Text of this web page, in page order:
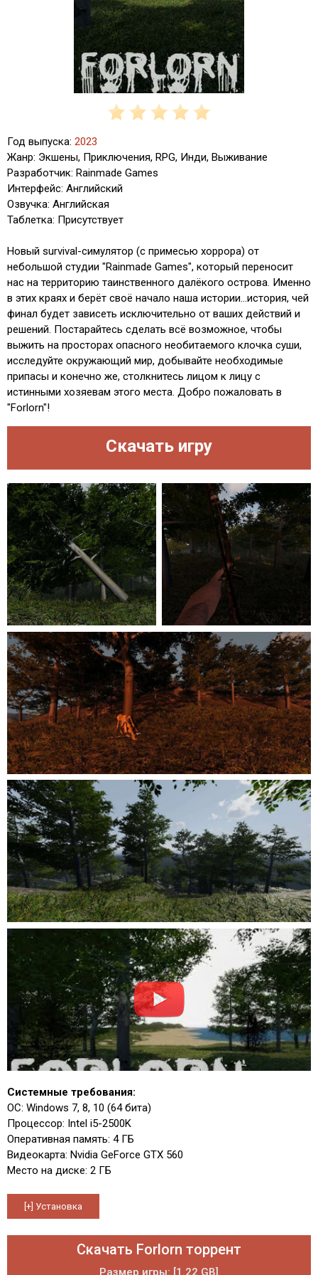
Год выпуска: 2023
Жанр: Экшены, Приключения, RPG, Инди, Выживание
Разработчик: Rainmade Games
Интерфейс: Английский
Озвучка: Английская
Таблетка: Присутствует
Новый survival-симулятор (с примесью хоррора) от
небольшой студии "Rainmade Games", который переносит
нас на территорию таинственного далёкого острова. Именно
в этих краях и берёт своё начало наша истории...история, чей
финал будет зависеть исключительно от ваших действий и
решений. Постарайтесь сделать всё возможное, чтобы
выжить на просторах опасного необитаемого клочка суши,
исследуйте окружающий мир, добывайте необходимые
припасы и конечно же, столкнитесь лицом к лицу с
истинными хозяевам этого места. Добро пожаловать в
"Forlorn"!
Скачать игру
Системные требования:
ОС: Windows 7, 8, 10 (64 бита)
Процессор: Intel i5-2500K
Оперативная память: 4 ГБ
Видеокарта: Nvidia GeForce GTX 560
Место на диске: 2 ГБ
Скачать Forlorn торрент
Размер игры: [1.22 GB]